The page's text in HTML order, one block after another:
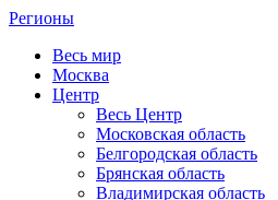
Регионы
Весь мир
Москва
Центр
Весь Центр
Московская область
Белгородская область
Брянская область
Владимирская область